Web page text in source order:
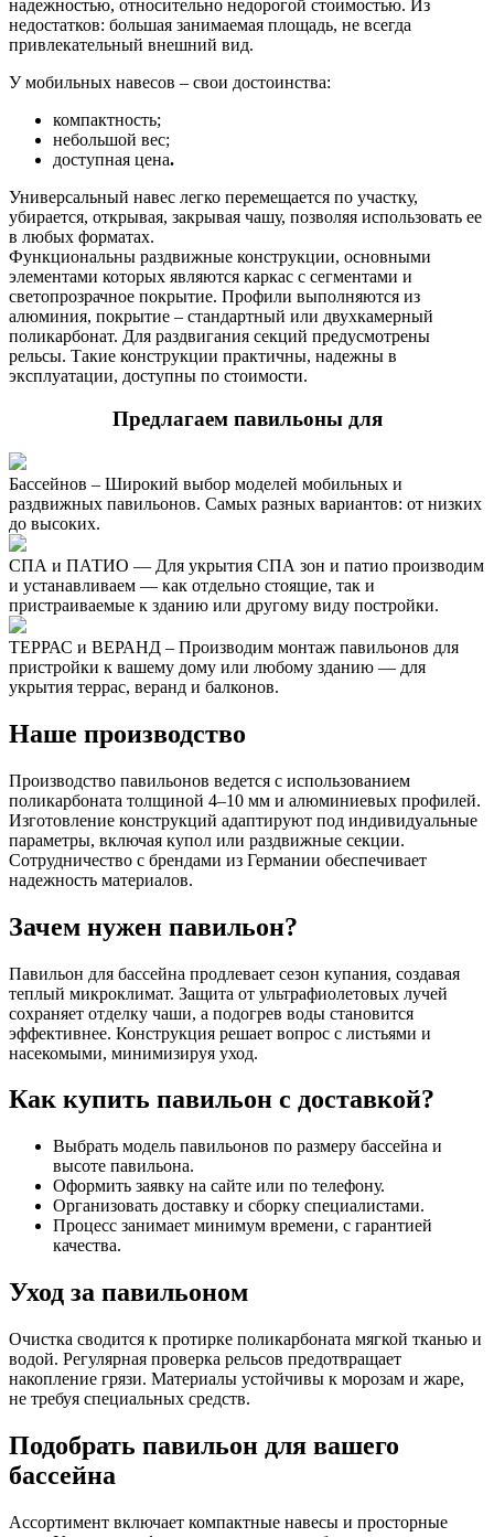
надежностью, относительно недорогой стоимостью. Из
недостатков: большая занимаемая площадь, не всегда
привлекательный внешний вид.
У мобильных навесов – свои достоинства:
компактность;
небольшой вес;
доступная цена.
Универсальный навес легко перемещается по участку,
убирается, открывая, закрывая чашу, позволяя использовать ее
в любых форматах.
Функциональны раздвижные конструкции, основными
элементами которых являются каркас с сегментами и
светопрозрачное покрытие. Профили выполняются из
алюминия, покрытие – стандартный или двухкамерный
поликарбонат. Для раздвигания секций предусмотрены
рельсы. Такие конструкции практичны, надежны в
эксплуатации, доступны по стоимости.
Предлагаем павильоны для
Бассейнов – Широкий выбор моделей мобильных и
раздвижных павильонов. Самых разных вариантов: от низких
до высоких.
СПА и ПАТИО — Для укрытия СПА зон и патио производим
и устанавливаем — как отдельно стоящие, так и
пристраиваемые к зданию или другому виду постройки.
ТЕРРАС и ВЕРАНД – Производим монтаж павильонов для
пристройки к вашему дому или любому зданию — для
укрытия террас, веранд и балконов.
Наше производство
Производство павильонов ведется с использованием
поликарбоната толщиной 4–10 мм и алюминиевых профилей.
Изготовление конструкций адаптируют под индивидуальные
параметры, включая купол или раздвижные секции.
Сотрудничество с брендами из Германии обеспечивает
надежность материалов.
Зачем нужен павильон?
Павильон для бассейна продлевает сезон купания, создавая
теплый микроклимат. Защита от ультрафиолетовых лучей
сохраняет отделку чаши, а подогрев воды становится
эффективнее. Конструкция решает вопрос с листьями и
насекомыми, минимизируя уход.
Как купить павильон с доставкой?
Выбрать модель павильонов по размеру бассейна и
высоте павильона.
Оформить заявку на сайте или по телефону.
Организовать доставку и сборку специалистами.
Процесс занимает минимум времени, с гарантией
качества.
Уход за павильоном
Очистка сводится к протирке поликарбоната мягкой тканью и
водой. Регулярная проверка рельсов предотвращает
накопление грязи. Материалы устойчивы к морозам и жаре,
не требуя специальных средств.
Подобрать павильон для вашего
бассейна
Ассортимент включает компактные навесы и просторные